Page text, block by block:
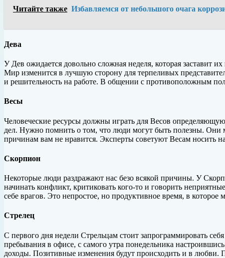
Читайте также Избавляемся от небольшого очага
Дева
У Дев ожидается довольно сложная неделя, которая заставит
Мир изменится в лучшую сторону для терпеливых
и решительность на работе. В общении с противоположным
Весы
Человеческие ресурсы должны играть для Весов
дел. Нужно помнить о том, что люди могут быть полезны. Они
причинам вам не нравится. Эксперты советуют Весам носить
Скорпион
Некоторые люди раздражают нас безо всякой причины. У
начинать конфликт, критиковать кого-то и говорить
себе врагов. Это непростое, но продуктивное время, в
Стрелец
С первого дня недели Стрельцам стоит запрограммировать
пребывания в офисе, с самого утра понедельника
доходы. Позитивные изменения будут происходить и в